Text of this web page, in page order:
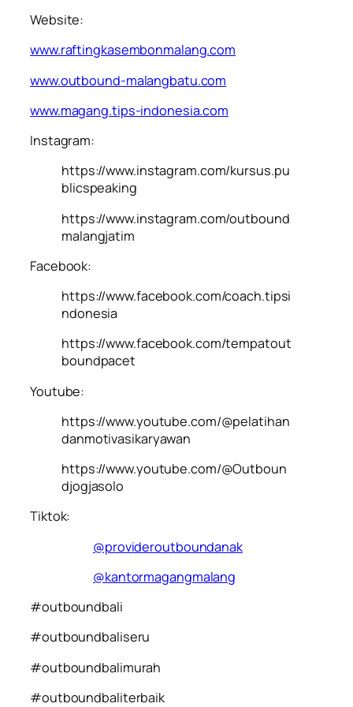
Website:
www.raftingkasembonmalang.com
www.outbound-malangbatu.com
www.magang.tips-indonesia.com
Instagram:
https://www.instagram.com/kursus.pu
blicspeaking
https://www.instagram.com/outbound
malangjatim
Facebook:
https://www.facebook.com/coach.tipsi
ndonesia
https://www.facebook.com/tempatout
boundpacet
Youtube:
https://www.youtube.com/@pelatihan
danmotivasikaryawan
https://www.youtube.com/@Outboun
djogjasolo
Tiktok:
@provideroutboundanak
@kantormagangmalang
#outboundbali
#outboundbaliseru
#outboundbalimurah
#outboundbaliterbaik